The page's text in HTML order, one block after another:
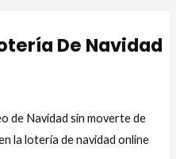
De Navidad
de Navidad sin moverte de
la lotería de navidad online